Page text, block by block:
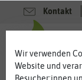
Kontakt
Wir verwenden
Website und